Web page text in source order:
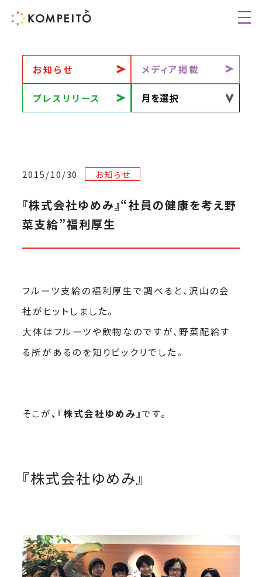
お知らせ メディア掲載
プレスリリース
2015/10/30 お知らせ
『株式会社ゆめみ』“社員の健康を考え野
菜支給”福利厚生
フルーツ支給の福利厚生で調べると、沢山の会
社がヒットしました。
大体はフルーツや飲物なのですが、野菜配給す
る所があるのを知りビックリでした。
そこが、『株式会社ゆめみ』です。
『株式会社ゆめみ』